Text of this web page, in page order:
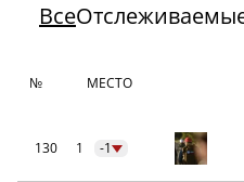
Все
№ МЕСТО
130 1 -1